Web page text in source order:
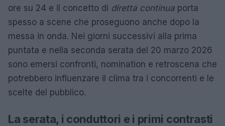
ore su 24 e il concetto di diretta continua porta
spesso a scene che proseguono anche dopo la
messa in onda. Nei giorni successivi alla prima
puntata e nella seconda serata del 20 marzo 2026
sono emersi confronti, nomination e retroscena che
potrebbero influenzare il clima tra i concorrenti e le
scelte del pubblico.
La serata, i conduttori e i primi contrasti